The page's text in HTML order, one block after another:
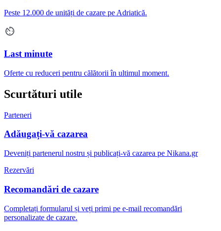
Peste 12.000 de unități de cazare pe Adriatică.
Last minute
Oferte cu reduceri pentru călătorii în ultimul moment.
Scurtături utile
Parteneri
Adăugați-vă cazarea
Deveniți partenerul nostru și publicați-vă cazarea pe Nikana.gr
Rezervări
Recomandări de cazare
Completați formularul și veți primi pe e-mail recomandări
personalizate de cazare.